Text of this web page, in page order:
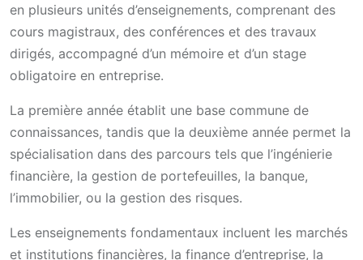
en plusieurs unités d’enseignements, comprenant des
cours magistraux, des conférences et des travaux
dirigés, accompagné d’un mémoire et d’un stage
obligatoire en entreprise.
La première année établit une base commune de
connaissances, tandis que la deuxième année permet la
spécialisation dans des parcours tels que l’ingénierie
financière, la gestion de portefeuilles, la banque,
l’immobilier, ou la gestion des risques.
Les enseignements fondamentaux incluent les marchés
et institutions financières, la finance d’entreprise, la